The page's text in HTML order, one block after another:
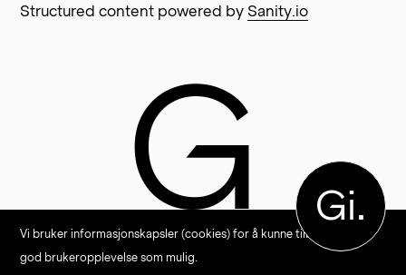
Gi.
Vi bruker informasjonskapsler (cookies) for å kunne tilby en så
god brukeropplevelse som mulig.
G
Structured content powered by Sanity.io